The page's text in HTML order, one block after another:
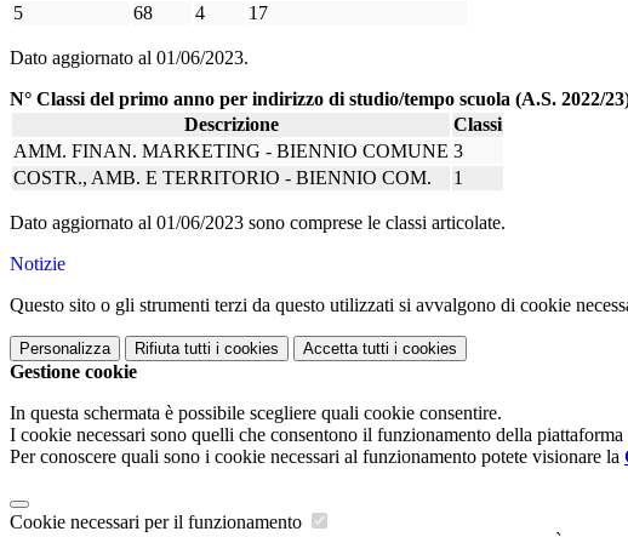
5
68 4 17
Dato aggiornato al 01/06/2023.
N° Classi del primo anno per indirizzo di studio/tempo scuola (A.S. 2022/
Descrizione
Classi
AMM. FINAN. MARKETING - BIENNIO COMUNE 3
COSTR., AMB. E TERRITORIO - BIENNIO COM.
1
Dato aggiornato al 01/06/2023 sono comprese le classi articolate.
Notizie
Questo sito o gli strumenti terzi da questo utilizzati si avvalgono di cookie
Personalizza Rifiuta tutti i cookies Accetta tutti i cookies
Gestione cookie
In questa schermata è possibile scegliere quali cookie consentire.
I cookie necessari sono quelli che consentono il funzionamento della
Per conoscere quali sono i cookie necessari al funzionamento potete visionare la
Cookie necessari per il funzionamento